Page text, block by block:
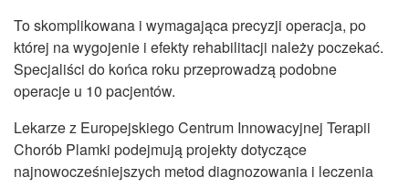
To skomplikowana i wymagająca precyzji operacja, po
której na wygojenie i efekty rehabilitacji należy poczekać.
Specjaliści do końca roku przeprowadzą podobne
operacje u 10 pacjentów.
Lekarze z Europejskiego Centrum Innowacyjnej Terapii
Chorób Plamki podejmują projekty dotyczące
najnowocześniejszych metod diagnozowania i leczenia